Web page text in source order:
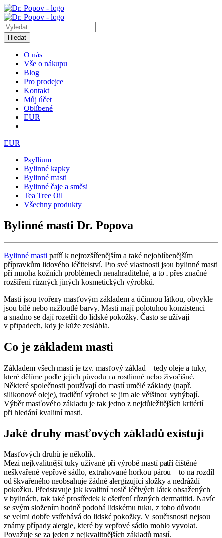
Hledat
O nás
Vše o nákupu
Blog
Pro prodejce
Kontakt
Můj účet
Oblíbené
EUR
EUR
Psyllium
Bylinné kapky
Bylinné masti
Bylinné čaje a směsi
Tea Tree Oil
Všechny produkty
Bylinné masti Dr. Popova
Bylinné masti patří k nejrozšířenějším a také nejoblíbenějším
přípravkům lidového léčitelství. Pro své vlastnosti jsou bylinné masti
při mnoha kožních problémech nenahraditelné, a to i přes značné
rozšíření různých jiných kosmetických výrobků.
Masti jsou tvořeny masťovým základem a účinnou látkou, obvykle
jsou bílé nebo nažloutlé barvy. Masti mají polotuhou konzistenci
a snadno se dají rozetřít do lidské pokožky. Často se užívají
v případech, kdy je kůže zesláblá.
Co je základem masti
Základem všech mastí je tzv. masťový základ – tedy oleje a tuky,
které dělíme podle jejich původu na rostlinné nebo živočišné.
Některé společnosti používají do mastí umělé základy (např.
silikonové oleje), tradiční výrobci se jim ale většinou vyhýbají.
Výběr masťového základu je tak jedno z nejdůležitějších kritérií
při hledání kvalitní masti.
Jaké druhy masťových základů existují
Masťových druhů je několik.
Mezi nejkvalitnější tuky užívané při výrobě mastí patří čištěné
neškvařené vepřové sádlo, extrahované horkou párou – to na rozdíl
od škvařeného neobsahuje žádné alergizující složky a nedráždí
pokožku. Představuje jak kvalitní nosič léčivých látek obsažených
v bylinách, tak také prostředek k ošetření různých dermatitid. Navíc
se svým složením hodně podobá lidskému tuku, z toho důvodu
se velmi dobře vstřebává do lidské pokožky. V současnosti nejsou
známy případy alergie, které by vepřové sádlo mohlo vyvolat.
Považuje se za jeden z nejkvalitnějších základů mastí.